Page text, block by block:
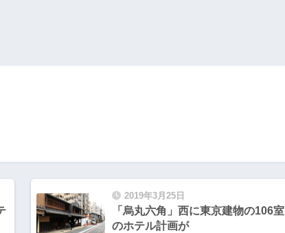
2019年3月25日
「烏丸六角」西に東京建物の106室
のホテル計画が